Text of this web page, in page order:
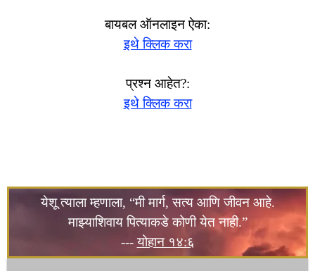
बायबल ऑनलाइन ऐका:
इथे क्लिक करा
प्रश्न आहेत?:
इथे क्लिक करा
येशू त्याला म्हणाला, “मी मार्ग, सत्य आणि जीवन आहे.
माझ्याशिवाय पित्याकडे कोणी येत नाही.”
---योहान १४:६